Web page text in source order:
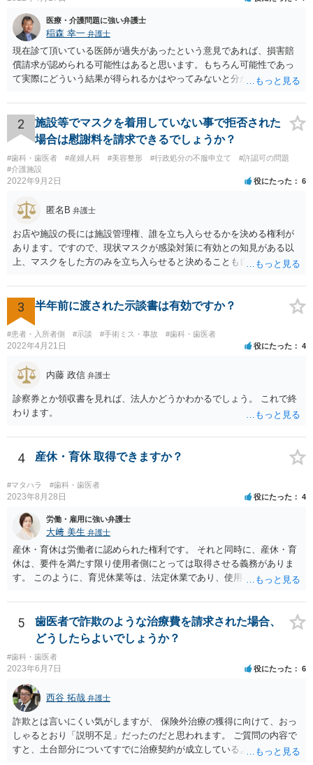
医療・介護問題に強い弁護士
稲森 幸一 弁護士
現在診て頂いている医師が過失があったという意見であれば、損害賠
償請求が認められる可能性はあると思います。もちろん可能性であっ
て実際にどういう結果が得られるかはやってみないと分かりません
療費や精神的苦痛を受けた分の慰謝料や仕事に影響があれば休業損害
などが考えられます。 頑張ってください。
2
施設等でマスクを着用していない事で拒否された
場合は慰謝料を請求できるでしょうか？
#歯科・歯医者 #産婦人科 #美容整形 #行政処分の不服申立て
#許認可の問題
#介護施設
2022年9月2日 役にたった 6
匿名B 弁護士
お店や施設の長には施設管理権、誰を立ち入らせるかを決める権利が
あります。ですので、現状マスクが感染対策に有効との知見がある以
上、マスクをした方のみを立ち入らせると決めることも自由であり、
など公益的な側面のある業種ですと、公衆浴場法など各種業法で定め
られた理由以外での利用拒否は禁止されていますし、公の施設でもマ
スクなしだけでの利用拒否は問題となりえますが、民間のお店に対し
ては慰謝料の請求は認められないと考えられます。
3 半年前に渡された示談書は有効ですか？
#患者・入所者側 #示談 #手術ミス・事故 #歯科・歯医者
2022年4月21日 役にたった 4
内藤 政信 弁護士
診察券とか領収書を見れば、法人かどうかわかるでしょう。 これで終
わります。
4 産休・育休 取得できますか？
#マタハラ #歯科・歯医者
2023年8月28日 役にたった 4
労働・雇用に強い弁護士
大﨑 美生 弁護士
産休・育休は労働者に認められた権利です。 それと同時に、産休・育
休は、要件を満たす限り使用者側にとっては取得させる義務がありま
す。 このように、育児休業等は、法定休業であり、使用者側で任意に
って、産休・育休を認めないということはできません。 ただし、残念
ながら実際には、妊娠・出産をしたら退職する慣行の事業者はありま
す。 しかし、このような慣行となっていること自体が、均等法９条１
項に違反します。 均等法違反は行政指導の対象となり、事業者が是正
勧告に従わない場合には企業名が公表される可能性もあります。 実際
に小さな医院で公表までいったケースがありますが、かなり稀なケー
スと言えます。 また、産休・育休を理由とした解雇は無効であり、損
害賠償請求の対象にもなります。 実際にどのようなアクションを取る
かは、職場での人間関係など気になる点があると思いますが、弁護士
か労基署へ一度ご相談いただくと安心だと思います。 均等法 （婚姻、
妊娠、出産等を理由とする不利益取扱いの禁止等） 第九条 事業主
は、女性労働者が婚姻し、妊娠し、又は出産したことを退職理由とし
5
歯医者で詐欺のような治療費を請求された場合、
どうしたらよいでしょうか？
#歯科・歯医者
2023年6月7日 役にたった 6
西谷 拓哉 弁護士
詐欺とは言いにくい気がしますが、 保険外治療の獲得に向けて、おっ
しゃるとおり「説明不足」だったのだと思われます。 ご質問の内容で
すと、土台部分についてすでに治療契約が成立しているように思われ